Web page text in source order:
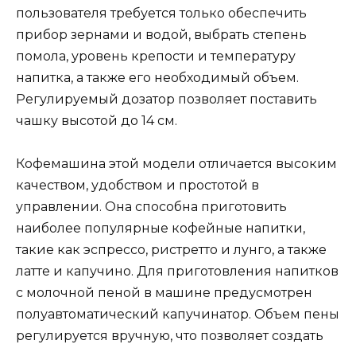
пользователя требуется только обеспечить
прибор зернами и водой, выбрать степень
помола, уровень крепости и температуру
напитка, а также его необходимый объем.
Регулируемый дозатор позволяет поставить
чашку высотой до 14 см.
Кофемашина этой модели отличается высоким
качеством, удобством и простотой в
управлении. Она способна приготовить
наиболее популярные кофейные напитки,
такие как эспрессо, ристретто и лунго, а также
латте и капучино. Для приготовления напитков
с молочной пеной в машине предусмотрен
полуавтоматический капучинатор. Объем пены
регулируется вручную, что позволяет создать